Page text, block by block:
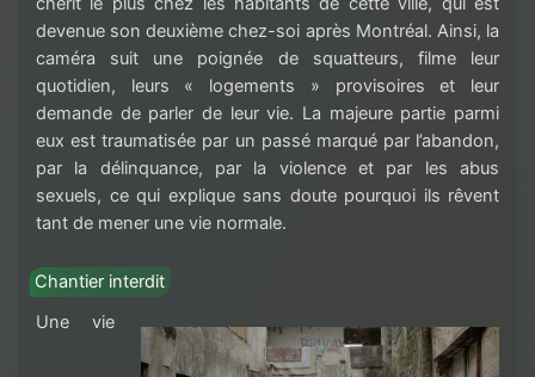
devenue son deuxième chez-soi après Montréal. Ainsi, la
caméra suit une poignée de squatteurs, filme leur
quotidien, leurs « logements » provisoires et leur
demande de parler de leur vie. La majeure partie parmi
eux est traumatisée par un passé marqué par l’abandon,
par la délinquance, par la violence et par les abus
sexuels, ce qui explique sans doute pourquoi ils rêvent
tant de mener une vie normale.
Chantier interdit
Une vie